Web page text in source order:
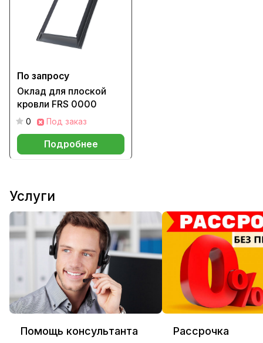
По запросу
Оклад для плоской
кровли FRS 0000
0 Под заказ
Подробнее
Услуги
Помощь консультанта Рассрочка